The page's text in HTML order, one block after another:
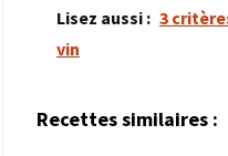
Lisez aussi : 3
vin
Recettes similaires :